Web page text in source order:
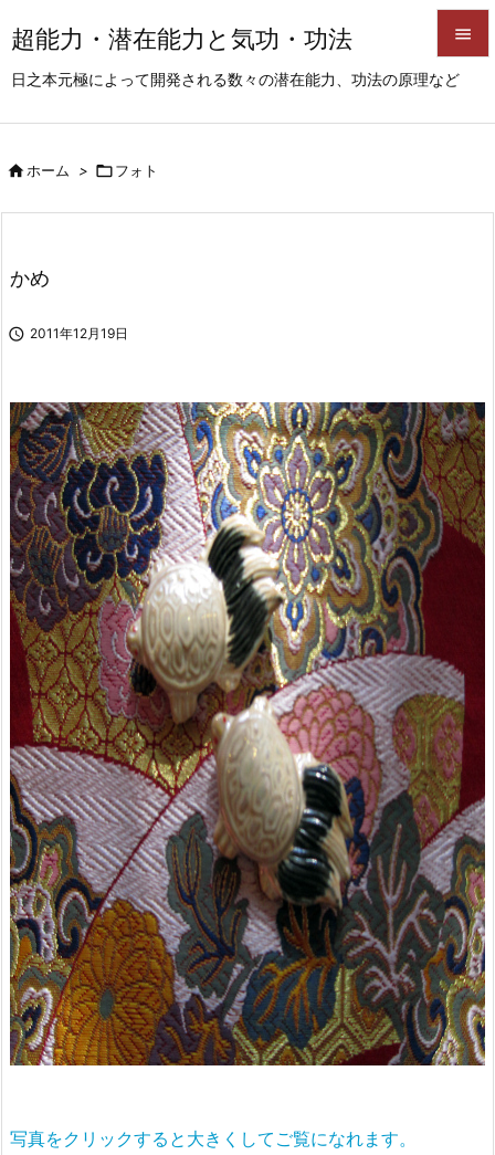
超能力・潜在能力と気功・功法
日之本元極によって開発される数々の潜在能力、功法の原理など


前へ
ホーム > フォト
かめ
 2011年12月19日
写真をクリックすると大きくしてご覧になれます。